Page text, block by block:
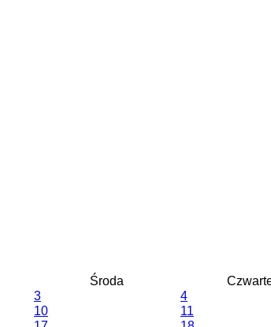
Środa
3
4
10
11